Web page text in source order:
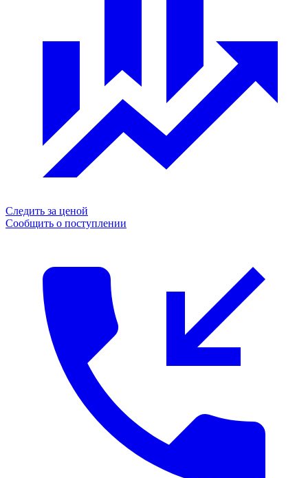
Следить за ценой
Сообщить о поступлении